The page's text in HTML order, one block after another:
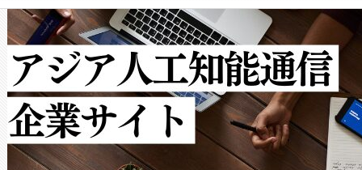
クルの各段階のデータを監視
[…]
で向上し、最大検知距離は
ットだけで最大1キロメート
ルの変電所周囲を監視でき、
作業と点群処理を簡素化でき
Avia 2は、2種類のFOVオプシ